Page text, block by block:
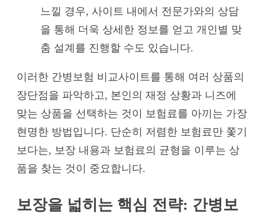
느낄 경우, 사이트 내에서 전문가와의 상담
을 통해 더욱 상세한 정보를 얻고 개인별 맞
춤 설계를 진행할 수도 있습니다.
이러한 간병보험 비교사이트를 통해 여러 상품의
장단점을 파악하고, 본인의 재정 상황과 니즈에
맞는 상품을 선택하는 것이 보험료를 아끼는 가장
현명한 방법입니다. 단순히 저렴한 보험료만 쫓기
보다는, 보장 내용과 보험료의 균형을 이루는 상
품을 찾는 것이 중요합니다.
보장을 넓히는 핵심 전략: 간병보